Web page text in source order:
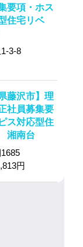
要項・ホス
住宅リベ
3-8
藤沢市】理
社員募集要
ス対応型住
湘南台
円